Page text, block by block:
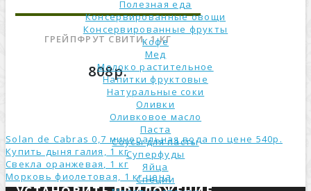
Полезная еда
Консервированные овощи
Консервированные фрукты
Кофе
Мед
Молоко растительное
Напитки фруктовые
Натуральные соки
Оливки
Оливковое масло
Паста
Соусы для пасты
Суперфуды
Яйца
Специи
ГРЕЙПФРУТ СВИТИ, 1 КГ
808р.
Solan de Cabras 0,7 минеральная вода по цене 540р.
Купить дыня галия, 1 кг
Свекла оранжевая, 1 кг
Морковь фиолетовая, 1 кг ценa